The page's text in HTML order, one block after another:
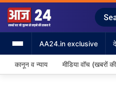
AA24.in exclusive
कानून व न्याय मीडिया वॉच (खबरों